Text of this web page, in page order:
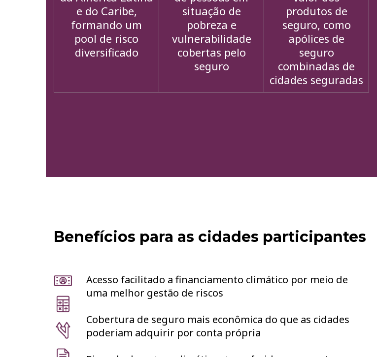
e do Caribe,
formando um
pool de risco
diversificado
situação de
pobreza e
vulnerabilidade
cobertas pelo
seguro
produtos de
seguro, como
apólices de
seguro
combinadas de
cidades seguradas
Benefícios para as cidades participantes
Acesso facilitado a financiamento climático por meio de
uma melhor gestão de riscos
Cobertura de seguro mais econômica do que as cidades
poderiam adquirir por conta própria